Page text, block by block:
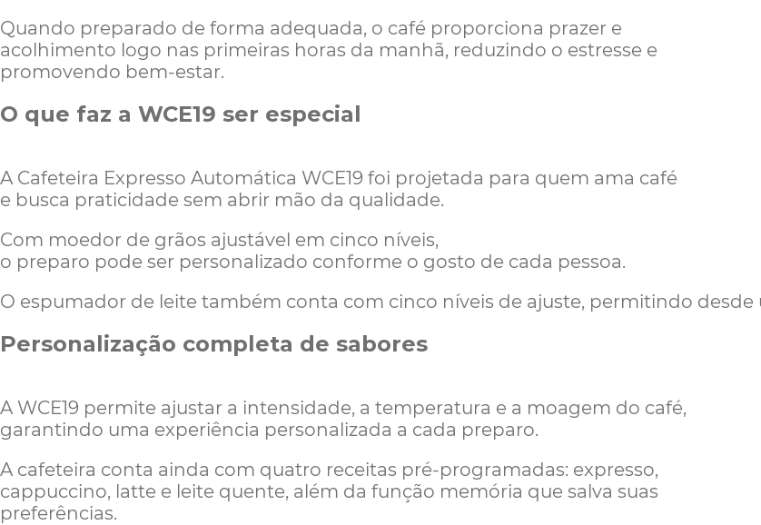
Quando preparado de forma adequada, o café proporciona prazer e
acolhimento logo nas primeiras horas da manhã, reduzindo o estresse e
promovendo bem-estar.
O que faz a WCE19 ser especial
A Cafeteira Expresso Automática WCE19 foi projetada para quem ama café
e busca praticidade sem abrir mão da qualidade.
Com moedor de grãos ajustável em cinco níveis,
o preparo pode ser personalizado conforme o gosto de cada pessoa.
O espumador de leite também conta com cinco níveis de ajuste, permitindo
Personalização completa de sabores
A WCE19 permite ajustar a intensidade, a temperatura e a moagem do café,
garantindo uma experiência personalizada a cada preparo.
A cafeteira conta ainda com quatro receitas pré-programadas: expresso,
cappuccino, latte e leite quente, além da função memória que salva suas
preferências.